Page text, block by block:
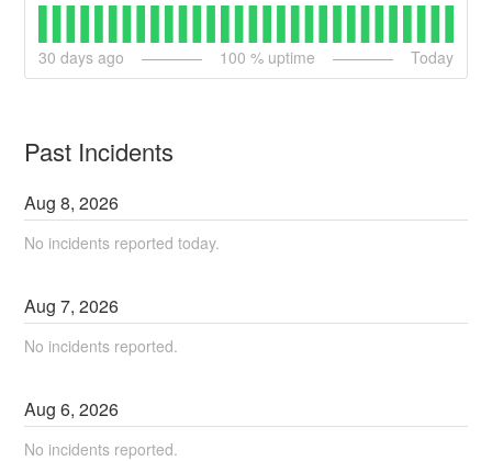
30 days ago 100 % uptime Today
Past Incidents
Aug8,2026
No incidents reported today.
Aug7,2026
No incidents reported.
Aug6,2026
No incidents reported.